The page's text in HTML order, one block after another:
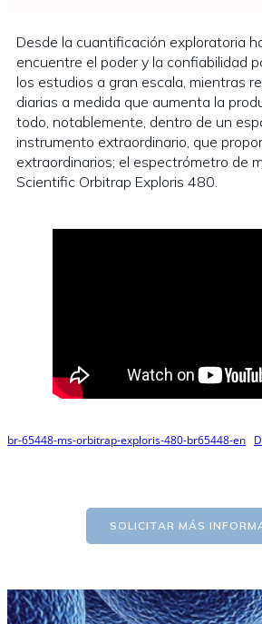
Desde la cuantificación exploratoria
encuentre el poder y la confiabilidad
los estudios a gran escala, mientras
diarias a medida que aumenta la
todo, notablemente, dentro de un
instrumento extraordinario, que
extraordinarios; el espectrómetro de
Scientific Orbitrap Exploris 480.
br-65448-ms-orbitrap-exploris-480-br65448-en
SOLICITAR MÁS